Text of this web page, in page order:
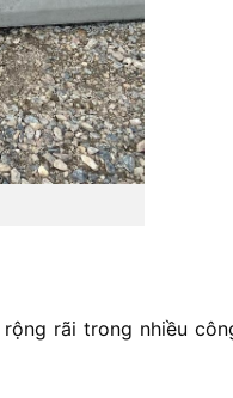
rộng rãitrong nhiều